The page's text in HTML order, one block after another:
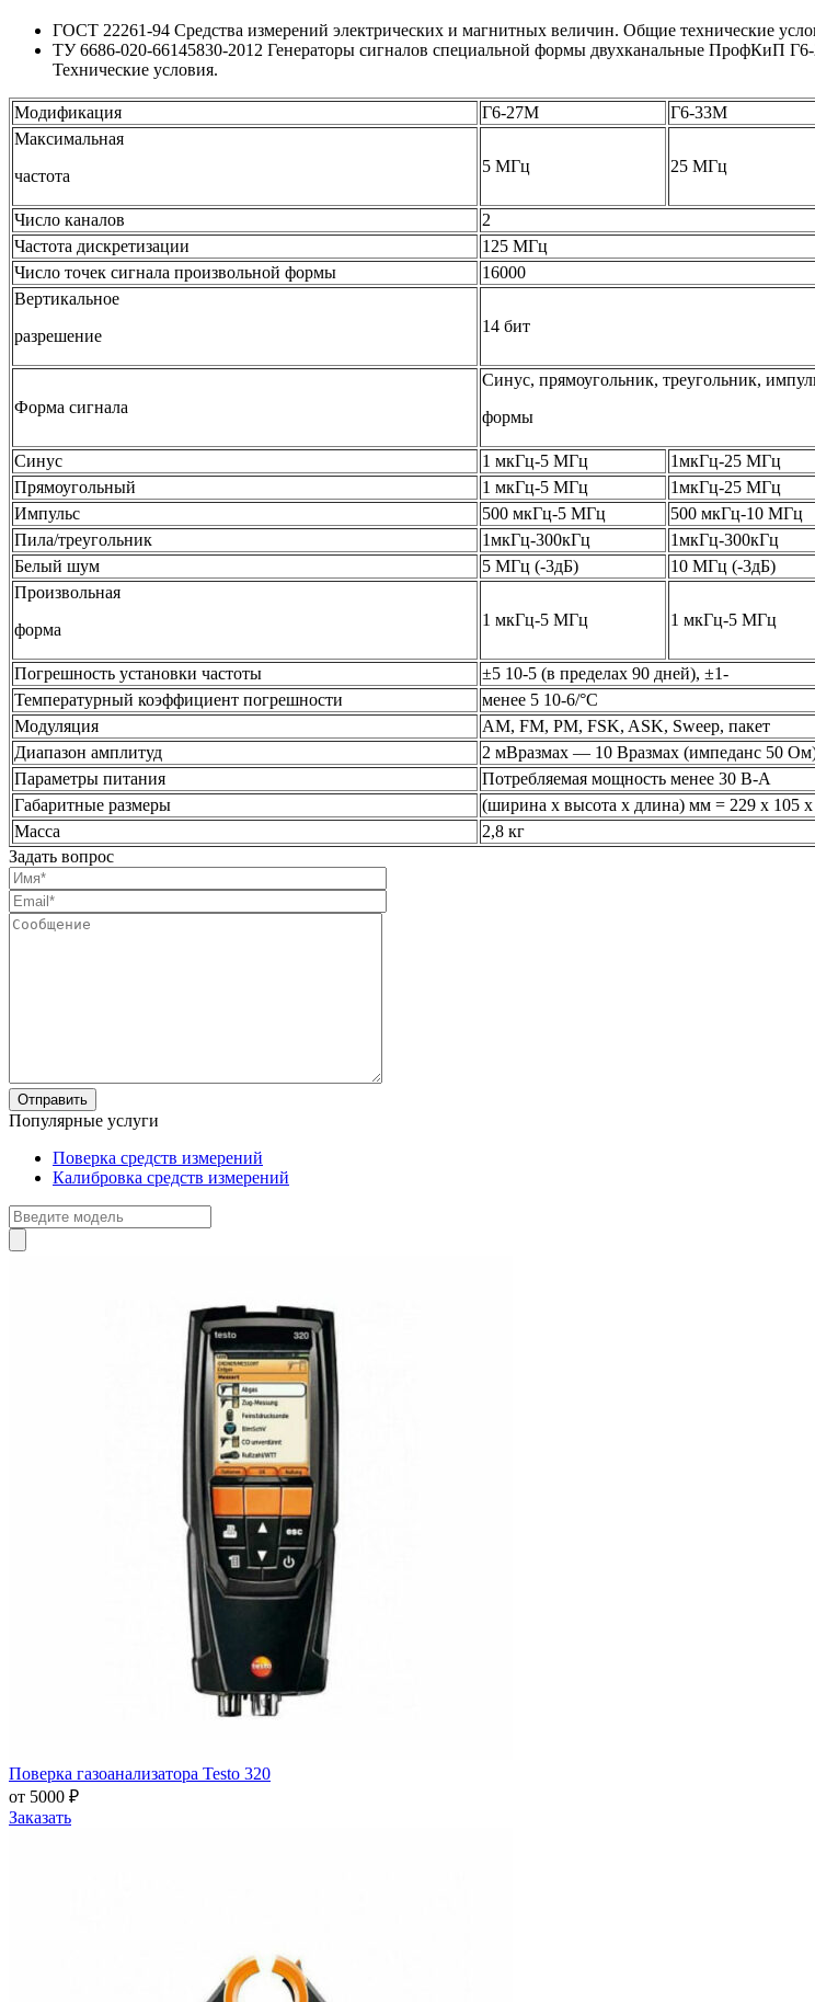
ГОСТ 22261-94 Средства измерений электрических и магнитных величин. Общие технические
ТУ 6686-020-66145830-2012 Генераторы сигналов специальной формы двухканальные
Технические условия.
Модификация Г6-27М Г6-33М
Максимальная
частота
5 МГц 25 МГц
Число каналов
2
Частота дискретизации
125 МГц
Число точек сигнала произвольной формы
16000
Вертикальное
разрешение
14 бит
Форма сигнала
Синус, прямоугольник, треугольник,
формы
Синус 1 мкГц-5 МГц 1мкГц-25 МГц
Прямоугольный
1 мкГц-5 МГц 1мкГц-25 МГц
Импульс
500 мкГц-5 МГц 500 мкГц-10 МГц
Пила/треугольник
1мкГц-300кГц 1мкГц-300кГц
Белый шум
5 МГц (-3дБ) 10 МГц (-3дБ)
Произвольная
форма
1 мкГц-5 МГц 1 мкГц-5 МГц
Погрешность установки частоты ±5 10-5 (в пределах 90 дней), ±1-
Температурный коэффициент погрешности
менее 5 10-6/°С
Модуляция
AM, FM, PM, FSK, ASK, Sweep, пакет
Диапазон амплитуд
2 мВразмах — 10 Вразмах (импеданс 50
Параметры питания
Потребляемая мощность менее 30 В-А
Габаритные размеры
(ширина х высота х длина) мм = 229 х 105 х
Масса
2,8 кг
Задать вопрос
Популярные услуги
Поверка средств измерений
Калибровка средств измерений
Поверка газоанализатора Testo 320
от 5000 ₽
Заказать